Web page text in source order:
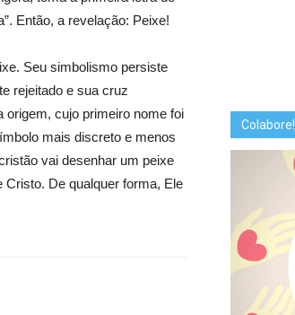
Então, a revelação: Peixe!
Seu simbolismo persiste
rejeitado e sua cruz
cujo primeiro nome foi
mais discreto e menos
vai desenhar um peixe
De qualquer forma, Ele
Colabore!